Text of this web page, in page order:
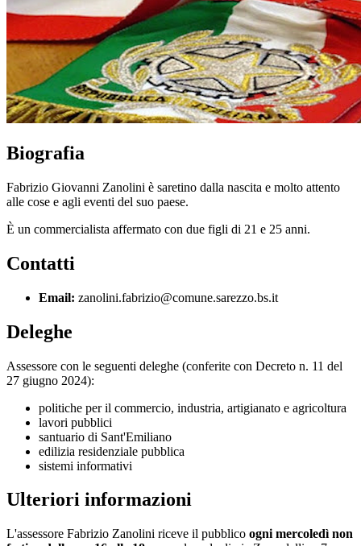
Biografia
Fabrizio Giovanni Zanolini è saretino dalla nascita e molto attento
alle cose e agli eventi del suo paese.
È un commercialista affermato con due figli di 21 e 25 anni.
Contatti
Email: zanolini.fabrizio@comune.sarezzo.bs.it
Deleghe
Assessore con le seguenti deleghe (conferite con Decreto n. 11 del
27 giugno 2024):
politiche per il commercio, industria, artigianato e agricoltura
lavori pubblici
santuario di Sant'Emiliano
edilizia residenziale pubblica
sistemi informativi
Ulteriori informazioni
L'assessore Fabrizio Zanolini riceve il pubblico ogni mercoledì non